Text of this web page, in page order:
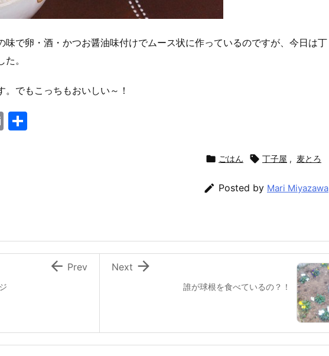
味で卵・酒・かつお醤油味付けでムース状に作っているのですが、今日は丁
。
でもこっちもおいしい～！
E
 ごはん  丁子屋 , 麦とろ
 Posted by Mari Miyazawa
誰が球根を食べているの？！

Next
 Prev